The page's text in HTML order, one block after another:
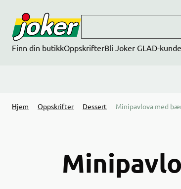
Finn din butikkOppskrifterBli Joker GLAD-kunde
Hjem Oppskrifter Dessert Minipavlova med